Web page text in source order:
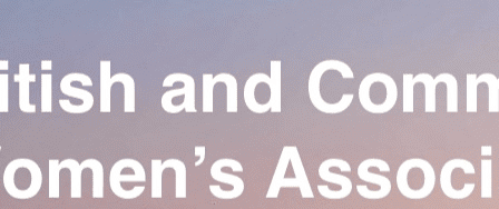
Exporter uniquement les colonnes affichées
Ajoutez un logo, un bouton, des réseaux sociaux